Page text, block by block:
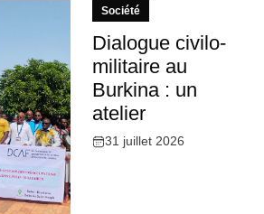
Société
Dialogue civilo-
militaire au
Burkina : un
atelier
31 juillet 2026